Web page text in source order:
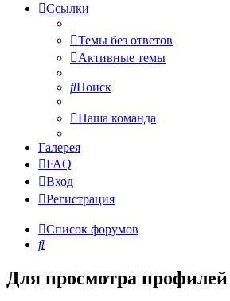
Ссылки
Темы без ответов
Активные темы
Поиск
Наша команда
Галерея
FAQ
Вход
Регистрация
Список форумов
Поиск
Для просмотра